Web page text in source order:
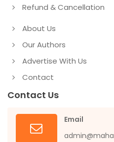
Refund & Cancellation
About Us
Our Authors
Advertise With Us
Contact
Contact Us
Email